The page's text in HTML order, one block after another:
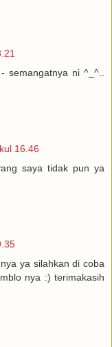
semangatnya ni ^_^..
16.46
saya tidak pun ya
ya silahkan di coba
nya :) terimakasih